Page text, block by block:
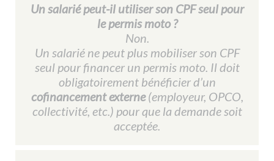
Un salarié peut-il utiliser son CPF seul pour
le permis moto ?​
Non.
Un salarié ne peut plus mobiliser son CPF
seul pour financer un permis moto. Il doit
obligatoirement bénéficier d’un
cofinancement externe(employeur, OPCO,
collectivité, etc.) pour que la demande soit
acceptée.